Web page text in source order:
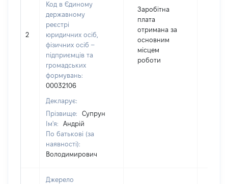
2
Код в Єдиному
державному
реєстрі
юридичних осіб,
фізичних осіб –
підприємців та
громадських
формувань:
00032106
Декларує:
Прізвище:
Супрун
Ім'я:
Андрій
По батькові (за
наявності):
Володимирович
Заробітна
плата
отримана за
основним
місцем
роботи
Джерело